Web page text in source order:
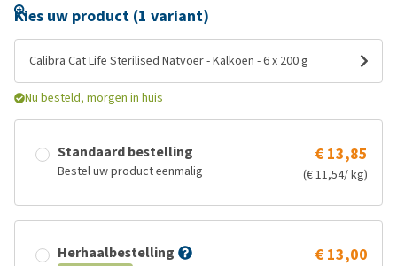
Kies uw product (1 variant)
Calibra Cat Life Sterilised Natvoer - Kalkoen - 6 x 200 g
Nu besteld, morgen in huis
Standaard bestelling
Bestel uw product eenmalig
€ 13,85
(€ 11,54/ kg)
Herhaalbestelling € 13,00